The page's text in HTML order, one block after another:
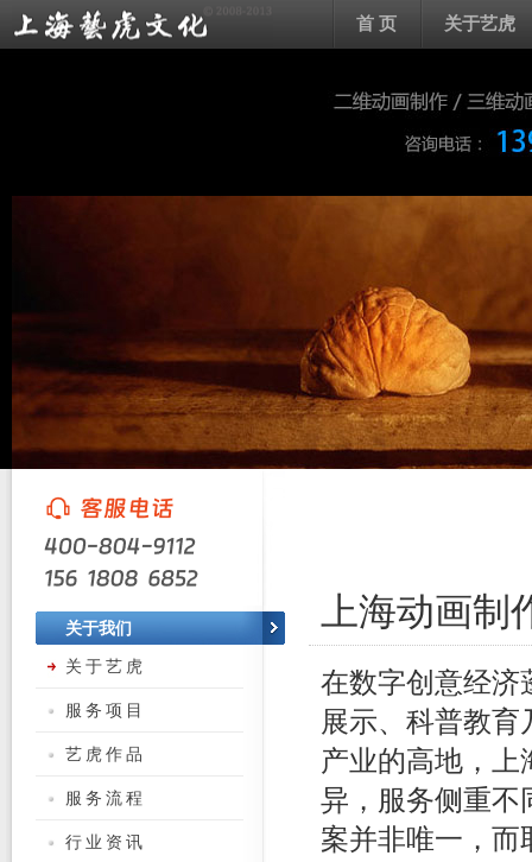
首 页 关于艺虎
上海动画
在数字创意经济
展示、科普教
产业的高地，上
异，服务侧重不
案并非唯一，而
关于我们
关于艺虎
服务项目
艺虎作品
服务流程
行业资讯